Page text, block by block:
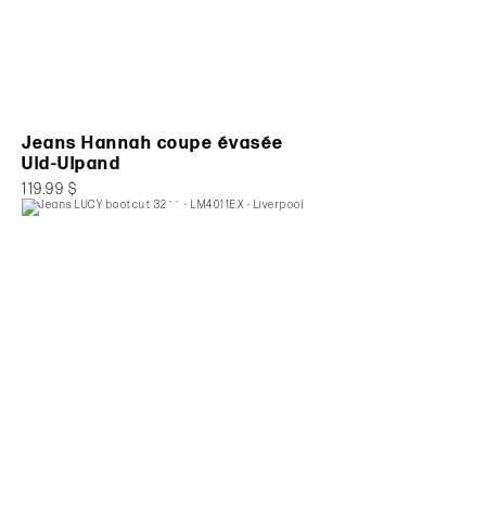
Jeans Hannah coupe évasée
Uld-Ulpand
119.99 $